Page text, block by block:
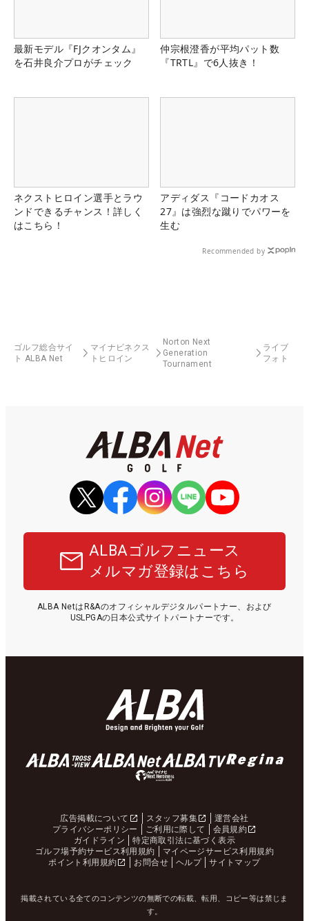
最新モデル『FJクオンタム』
を石井良介プロがチェック
仲宗根澄香が平均パット数
『TRTL』で6人抜き！
ネクストヒロイン選手とラウ
ンドできるチャンス！詳しく
はこちら！
アディダス『コードカオス
27』は強烈な蹴りでパワーを
生む
Recommended by
ゴルフ総合サイ
ト ALBA Net
マイナビネクス
トヒロイン
Norton Next
Generation
Tournament
ライブ
フォト
ALBAゴルフニュース
メルマガ登録はこちら
ALBA NetはR&Aのオフィシャルデジタルパートナー、および
USLPGAの日本公式サイトパートナーです。
広告掲載について スタッフ募集
運営会社
プライバシーポリシー
ご利用に際して
会員規約
ガイドライン
特定商取引法に基づく表示
ゴルフ場予約サービス利用規約
マイページサービス利用規約
ポイント利用規約
お問合せ ヘルプ サイトマップ
掲載されている全てのコンテンツの無断での転載、転用、コピー等は禁じま
す。